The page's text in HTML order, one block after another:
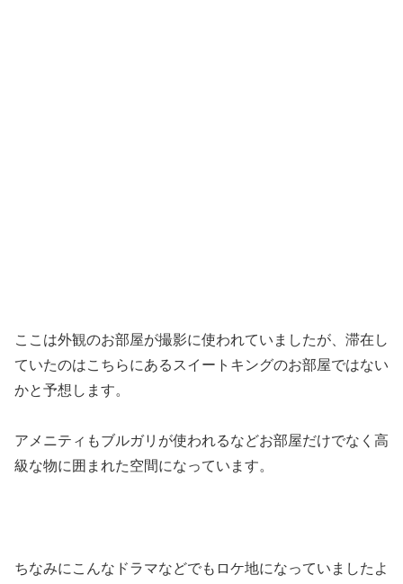
ここは外観のお部屋が撮影に使われていましたが、滞在し
ていたのはこちらにあるスイートキングのお部屋ではない
かと予想します。
アメニティもブルガリが使われるなどお部屋だけでなく高
級な物に囲まれた空間になっています。
ちなみにこんなドラマなどでもロケ地になっていましたよ